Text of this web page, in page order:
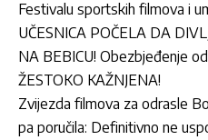
Festivalu sportskih filmova i
UČESNICA POČELA DA
NA BEBICU! Obezbjeđenje
ŽESTOKO KAŽNJENA!
Zvijezda filmova za odrasle
pa poručila: Definitivno ne